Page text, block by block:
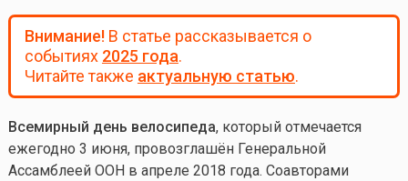
Внимание!В статье рассказывается о
событиях 2025 года.
Читайте также актуальную статью.
Всемирный день велосипеда, который отмечается
ежегодно 3 июня, провозглашён Генеральной
Ассамблеей ООН в апреле 2018 года. Соавторами